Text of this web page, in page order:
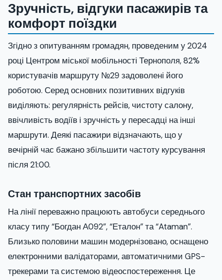
Зручність, відгуки пасажирів та
комфорт поїздки
Згідно з опитуванням громадян, проведеним у 2024
році Центром міської мобільності Тернополя, 82%
користувачів маршруту №29 задоволені його
роботою. Серед основних позитивних відгуків
виділяють: регулярність рейсів, чистоту салону,
ввічливість водіїв і зручність у пересадці на інші
маршрути. Деякі пасажири відзначають, що у
вечірній час бажано збільшити частоту курсування
після 21:00.
Стан транспортних засобів
На лінії переважно працюють автобуси середнього
класу типу “Богдан А092”, “Еталон” та “Ataman”.
Близько половини машин модернізовано, оснащено
електронними валідаторами, автоматичними GPS-
трекерами та системою відеоспостереження. Це